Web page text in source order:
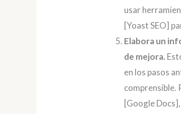
usar
[Yoast SEO]
Elabora un
de mejora.
en los pasos
comprensible.
[Google